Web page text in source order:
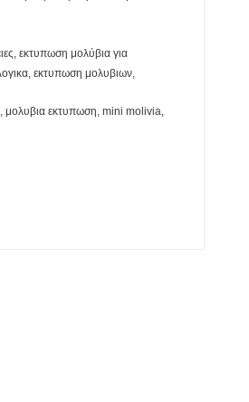
εκτυπωση μολύβια για
εκτυπωση μολυβιων,
μολυβια εκτυπωση, mini molivia,